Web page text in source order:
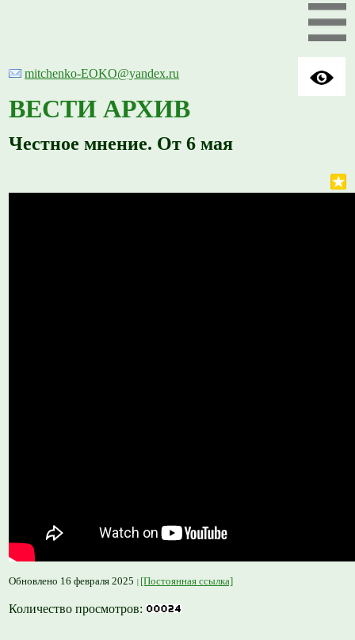
mitchenko-EOKO@yandex.ru
ВЕСТИ АРХИВ
Честное мнение. От 6 мая
Обновлено 16 февраля 2025 [Постоянная ссылка]
Количество просмотров: